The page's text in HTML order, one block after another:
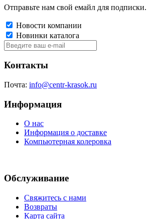
Отправьте нам свой емайл для подписки.
Новости компании
Новинки каталога
Контакты
Почта: info@centr-krasok.ru
Информация
О нас
Информация о доставке
Компьютерная колеровка
Обслуживание
Свяжитесь с нами
Возвраты
Карта сайта